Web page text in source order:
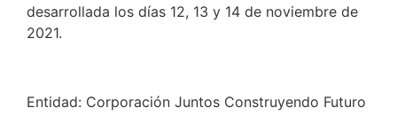
desarrollada los días 12, 13 y 14 de noviembre de
2021.
Entidad: Corporación Juntos Construyendo Futuro